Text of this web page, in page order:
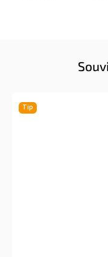
Tip